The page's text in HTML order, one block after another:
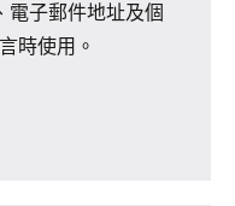
電子郵件地址及個
時使用。